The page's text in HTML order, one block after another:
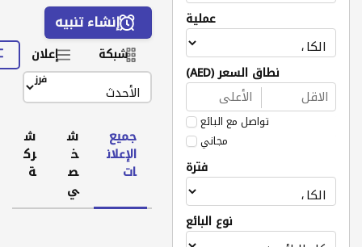
عملية
نطاق السعر (AED)
تواصل مع البائع
مجاني
فترة
نوع البائع
إنشاء تنبيه
شبكة إعلان
فرز
جميع
الإعلان
ات
ش
خ
ص
ي
ش
رك
ة